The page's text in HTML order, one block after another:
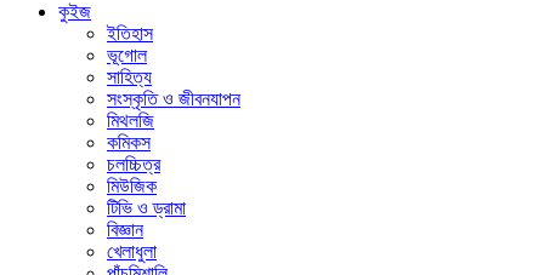
কুইজ
ইতিহাস
ভূগোল
সাহিত্য
সংস্কৃতি ও জীবনযাপন
মিথলজি
কমিকস
চলচ্চিত্র
মিউজিক
টিভি ও ড্রামা
বিজ্ঞান
খেলাধুলা